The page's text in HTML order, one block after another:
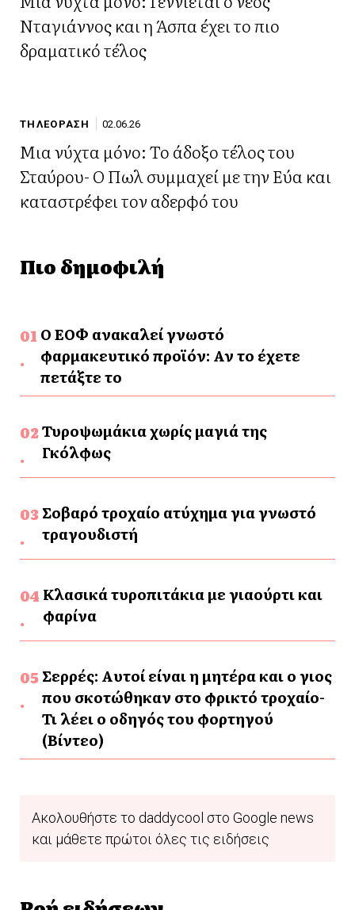
Νταγιάννος και η Άσπα έχει το πιο
δραματικό τέλος
ΤΗΛΕΟΡΑΣΗ 02.06.26
Μια νύχτα μόνο: Το άδοξο τέλος του
Σταύρου- Ο Πωλ συμμαχεί με την Εύα και
καταστρέφει τον αδερφό του
Πιο δημοφιλή
Ο ΕΟΦ ανακαλεί γνωστό
φαρμακευτικό προϊόν: Αν το έχετε
πετάξτε το
Τυροψωμάκια χωρίς μαγιά της
Γκόλφως
Σοβαρό τροχαίο ατύχημα για γνωστό
τραγουδιστή
Κλασικά τυροπιτάκια με γιαούρτι και
φαρίνα
Σερρές: Αυτοί είναι η μητέρα και ο γιος
που σκοτώθηκαν στο φρικτό τροχαίο-
Τι λέει ο οδηγός του φορτηγού
(Βίντεο)
Ακολουθήστε το daddycool στο Google news
και μάθετε πρώτοι όλες τις ειδήσεις